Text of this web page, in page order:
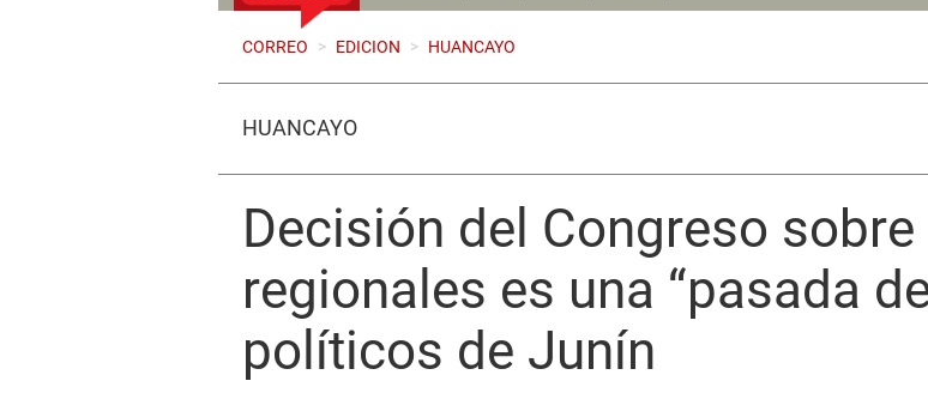
CORREO > EDICION > HUANCAYO
HUANCAYO
Decisión del Congreso
regionales es una “pasada
políticos de Junín